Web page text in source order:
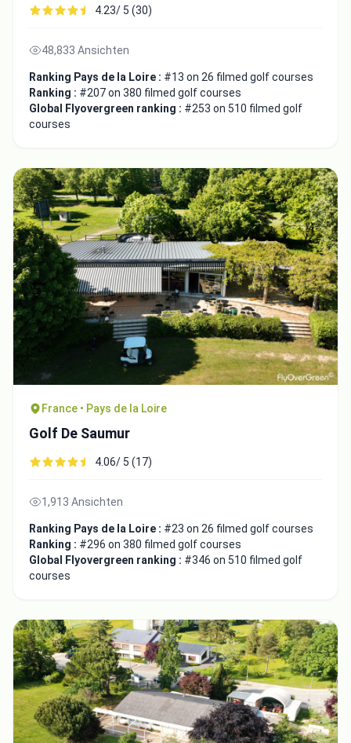
4.23/ 5 (30)
48,833 Ansichten
Ranking Pays de la Loire : #13 on 26 filmed golf courses
Ranking : #207 on 380 filmed golf courses
Global Flyovergreen ranking : #253 on 510 filmed golf
courses
France • Pays de la Loire
Golf De Saumur
4.06/ 5 (17)
1,913 Ansichten
Ranking Pays de la Loire : #23 on 26 filmed golf courses
Ranking : #296 on 380 filmed golf courses
Global Flyovergreen ranking : #346 on 510 filmed golf
courses